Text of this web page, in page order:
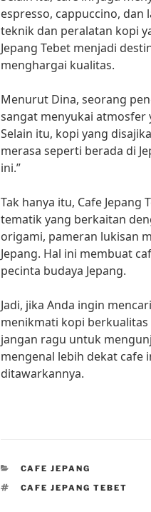
espresso, cappuccino, dan
teknik dan peralatan kopi
Jepang Tebet menjadi
menghargai kualitas.
Menurut Dina, seorang
sangat menyukai atmosfer
Selain itu, kopi yang
merasa seperti berada di
ini.”
Tak hanya itu, Cafe
tematik yang berkaitan
origami, pameran lukisan
Jepang. Hal ini membuat
pecinta budaya Jepang.
Jadi, jika Anda ingin
menikmati kopi berkualitas
jangan ragu untuk
mengenal lebih dekat cafe
ditawarkannya.
CATEGORIES
CAFE JEPANG
TAGS
CAFE JEPANG TEBET